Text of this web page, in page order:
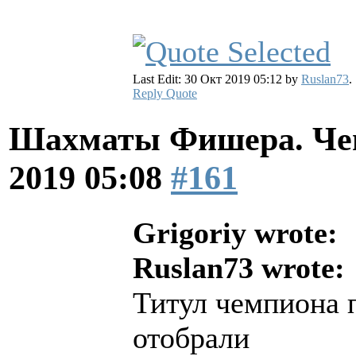
Last Edit: 30 Окт 2019 05:12 by Ruslan73.
Reply Quote
Шахматы Фишера.
2019 05:08 #161
Grigoriy wrote:
Ruslan73 wrote:
Титул
отобрали